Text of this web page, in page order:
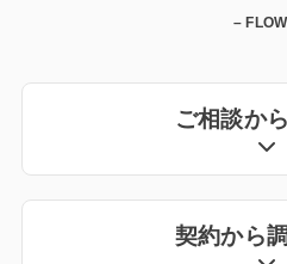
–
ご相談か
契約から